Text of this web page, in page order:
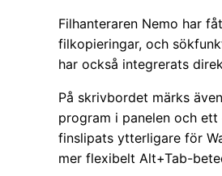
Filhanteraren Nemo har
filkopieringar, och
har också integrerats
På skrivbordet märks
program i panelen och
finslipats ytterligare för
mer flexibelt Alt+Tab-